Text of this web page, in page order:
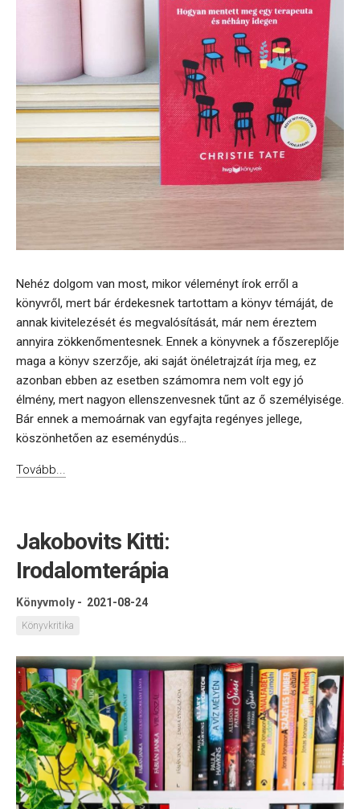
Nehéz dolgom van most, mikor véleményt írok erről a
könyvről, mert bár érdekesnek tartottam a könyv témáját, de
annak kivitelezését és megvalósítását, már nem éreztem
annyira zökkenőmentesnek. Ennek a könyvnek a főszereplője
maga a könyv szerzője, aki saját önéletrajzát írja meg, ez
azonban ebben az esetben számomra nem volt egy jó
élmény, mert nagyon ellenszenvesnek tűnt az ő személyisége.
Bár ennek a memoárnak van egyfajta regényes jellege,
köszönhetően az eseménydús...
Tovább...
Jakobovits Kitti:
Irodalomterápia
Könyvmoly - 2021-08-24
Könyvkritika